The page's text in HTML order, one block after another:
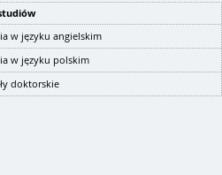
w języku angielskim
w języku polskim
doktorskie